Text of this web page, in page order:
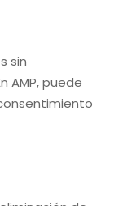
sin
AMP, puede